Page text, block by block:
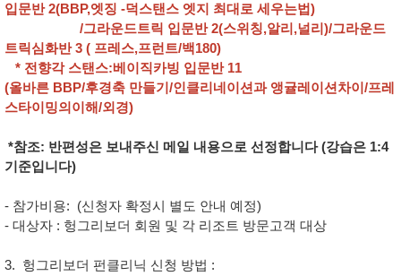
입문반 2(BBP,엣징 -덕스탠스 엣지 최대로 세우는법)
/그라운드트릭 입문반 2(스위칭,알리,널리)/그라운드
트릭심화반 3 ( 프레스,프런트/백180)
* 전향각 스탠스:베이직카빙 입문반 11
(올바른 BBP/후경축 만들기/인클리네이션과 앵귤레이션차이/프레
스타이밍의이해/외경)
*참조: 반편성은 보내주신 메일 내용으로 선정합니다 (강습은 1:4
기준입니다)
- 참가비용: (신청자 확정시 별도 안내 예정)
- 대상자 : 헝그리보더 회원 및 각 리조트 방문고객 대상
3. 헝그리보더 펀클리닉 신청 방법 :